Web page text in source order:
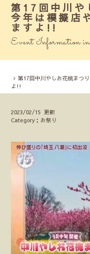
第17回中川や
今年は模擬店
ますよ!!
Event Information
第17回中川やしお花桃まつ
よ!!
2023/02/15 更新
Category；お祭り